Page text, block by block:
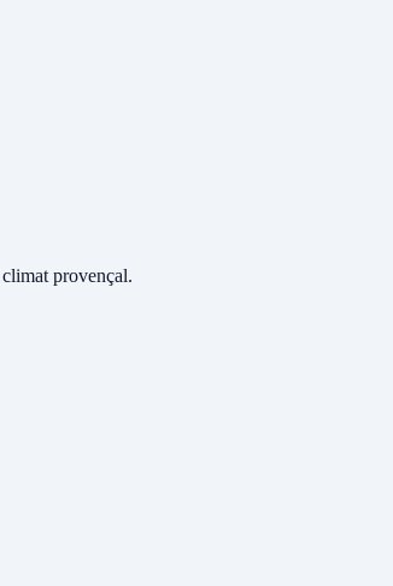
provençal.